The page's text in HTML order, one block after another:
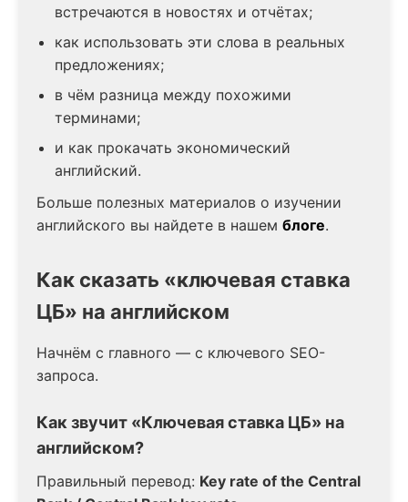
встречаются в новостях и отчётах;
как использовать эти слова в реальных
предложениях;
в чём разница между похожими
терминами;
и как прокачать экономический
английский.
Больше полезных материалов о изучении
английского вы найдете в нашем блоге.
Как сказать «ключевая ставка
ЦБ» на английском
Начнём с главного — с ключевого SEO-
запроса.
Как звучит «Ключевая ставка ЦБ» на
английском?
Правильный перевод: Key rate of the Central